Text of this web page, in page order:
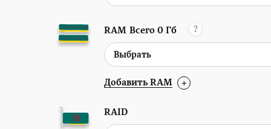
RAM Всего 0 Гб ?
Добавить RAM +
RAID